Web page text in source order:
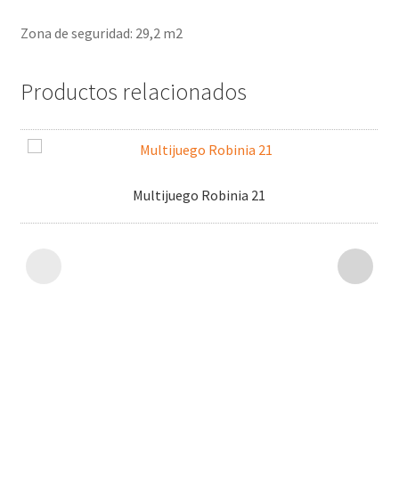
Zona de seguridad: 29,2 m2
Productos relacionados
Multijuego Robinia 21